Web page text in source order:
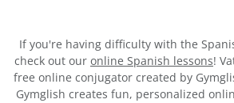
If you're having difficulty with the
check out our online Spanish lessons!
free online conjugator created by
Gymglish creates fun, personalized